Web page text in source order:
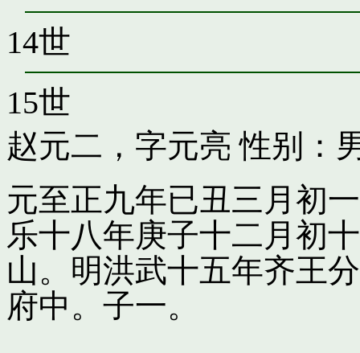
14世
15世
赵元二，字元亮 性别：
元至正九年已丑三月初
乐十八年庚子十二月初
山。明洪武十五年齐王
府中。子一。